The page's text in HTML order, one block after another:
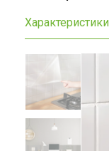
Характеристики